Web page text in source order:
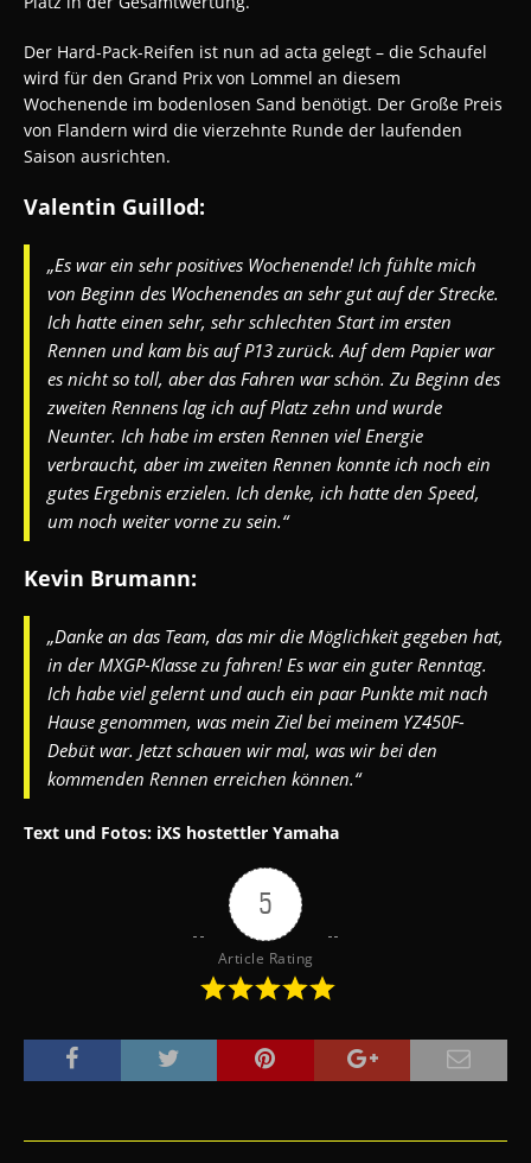
Der Hard-Pack-Reifen ist nun ad acta gelegt – die Schaufel
wird für den Grand Prix von Lommel an diesem
Wochenende im bodenlosen Sand benötigt. Der Große Preis
von Flandern wird die vierzehnte Runde der laufenden
Saison ausrichten.
Valentin Guillod:
„Es war ein sehr positives Wochenende! Ich fühlte mich
von Beginn des Wochenendes an sehr gut auf der Strecke.
Ich hatte einen sehr, sehr schlechten Start im ersten
Rennen und kam bis auf P13 zurück. Auf dem Papier war
es nicht so toll, aber das Fahren war schön. Zu Beginn des
zweiten Rennens lag ich auf Platz zehn und wurde
Neunter. Ich habe im ersten Rennen viel Energie
verbraucht, aber im zweiten Rennen konnte ich noch ein
gutes Ergebnis erzielen. Ich denke, ich hatte den Speed,
um noch weiter vorne zu sein.“
Kevin Brumann:
„Danke an das Team, das mir die Möglichkeit gegeben hat,
in der MXGP-Klasse zu fahren! Es war ein guter Renntag.
Ich habe viel gelernt und auch ein paar Punkte mit nach
Hause genommen, was mein Ziel bei meinem YZ450F-
Debüt war. Jetzt schauen wir mal, was wir bei den
kommenden Rennen erreichen können.“
Text und Fotos: iXS hostettler Yamaha
5
Article Rating